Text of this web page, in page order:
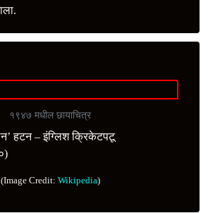
१९४७ मधील छायाचित्र
हटन – इंग्लिश क्रिकेटपटू
(Image Credit: Wikipedia)